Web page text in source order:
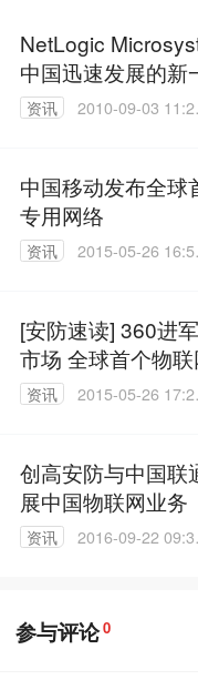
NetLogic
中国迅速发展的新
网络
资讯
2010-09-03
中国移动发布全球
专用网络
资讯
2015-05-26
[安防速读] 360进
市场 全球首个物
络
资讯
2015-05-26
创高安防与中国联
展中国物联网业务
资讯
2016-09-22
参与评论0